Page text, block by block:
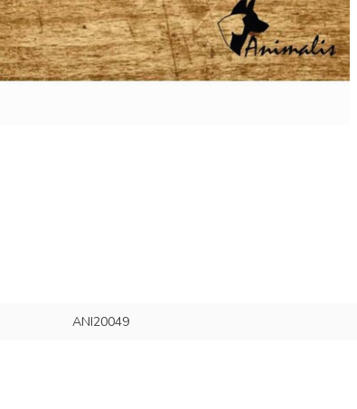
ANI20049